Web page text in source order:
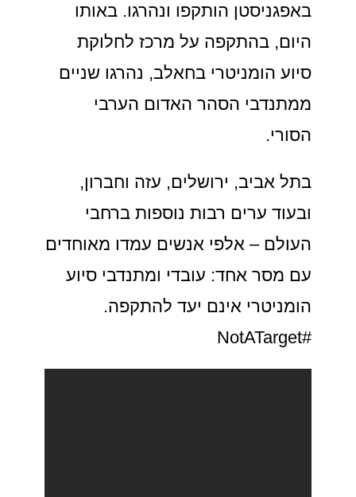
באפגניסטן הותקפו ונהרגו. באותו
היום, בהתקפה על מרכז לחלוקת
סיוע הומניטרי בחאלב, נהרגו שניים
ממתנדבי הסהר האדום הערבי
הסורי.
בתל אביב, ירושלים, עזה וחברון,
ובעוד ערים רבות נוספות ברחבי
העולם – אלפי אנשים עמדו מאוחדים
עם מסר אחד: עובדי ומתנדבי סיוע
הומניטרי אינם יעד להתקפה.
#NotATarget